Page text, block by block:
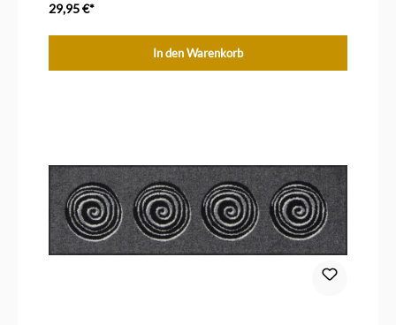
29,95 €*
In den Warenkorb